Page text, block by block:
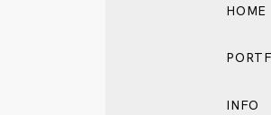
HOME
INFO